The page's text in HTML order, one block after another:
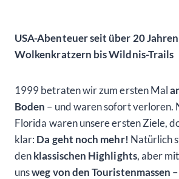
USA-Abenteuer seit über 20
Wolkenkratzern bis Wildnis-Trails
1999 betraten wir zum ersten Mal
Boden – und waren sofort verloren.
Florida waren unsere ersten Ziele,
klar: Da geht noch mehr! Natürlich
denklassischen Highlights, aber
unsweg von den Touristenmassen